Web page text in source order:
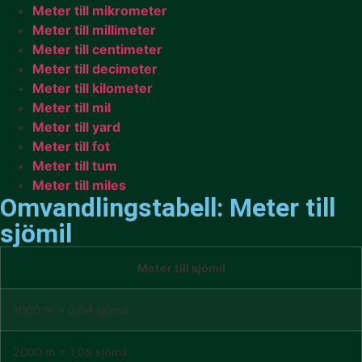
Meter till mikrometer
Meter till millimeter
Meter till centimeter
Meter till decimeter
Meter till kilometer
Meter till mil
Meter till yard
Meter till fot
Meter till tum
Meter till miles
Omvandlingstabell: Meter till
sjömil
Meter till sjömil
1000 m = 0,54 sjömil
2000 m = 1,08 sjömil